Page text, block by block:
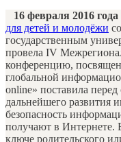
16 февраля 2016 года
для детей и молодёжи
государственным
провела IV
конференцию,
глобальной
online» поставила
дальнейшего развития
безопасность
получают в Интернете.
ключе родительского